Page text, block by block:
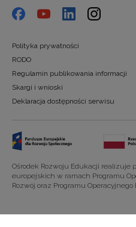
Polityka prywatności
RODO
Regulamin publikowania informacji
Skargi i wnioski
Deklaracja dostępności serwisu
Ośrodek Rozwoju Edukacji
europejskich w ramach Programu
Rozwój oraz Programu Operacyjnego